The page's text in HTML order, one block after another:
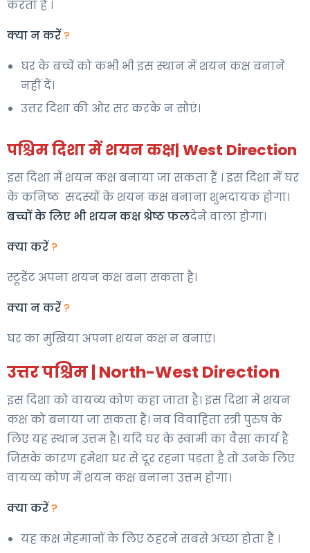
करता हैं ।
क्या न करें?
घर के बच्चें को कभी भी इस स्थान में शयन कक्ष बनाने
नहीं दें।
उत्तर दिशा की ओर सर करके न सोएं।
पश्चिम दिशा में शयन कक्ष| West Direction
इस दिशा में शयन कक्ष बनाया जा सकता हैं । इस दिशा में घर
के कनिष्ठ सदस्यों के शयन कक्ष बनाना शुभदायक होगा।
बच्चों के लिए भी शयन कक्ष श्रेष्ठ फलदेने वाला होगा।
क्या करें?
स्टूडेंट अपना शयन कक्ष बना सकता है।
क्या न करें?
घर का मुखिया अपना शयन कक्ष न बनाएं।
उत्तर पश्चिम | North-West Direction
इस दिशा को वायव्य कोण कहा जाता है। इस दिशा में शयन
कक्ष को बनाया जा सकता हैं। नव विवाहिता स्त्री पुरुष के
लिए यह स्थान उत्तम है। यदि घर के स्वामी का वैसा कार्य है
जिसके कारण हमेशा घर से दूर रहना पड़ता है तो उनके लिए
वायव्य कोण में शयन कक्ष बनाना उत्तम होगा।
क्या करें?
यह कक्ष मेहमानों के लिए ठहरने सबसे अच्छा होता हैं ।